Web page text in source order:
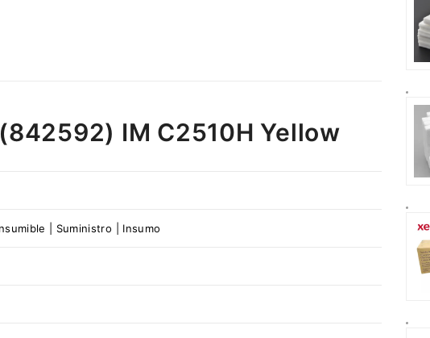
IM C2510H Yellow
| Suministro | Insumo